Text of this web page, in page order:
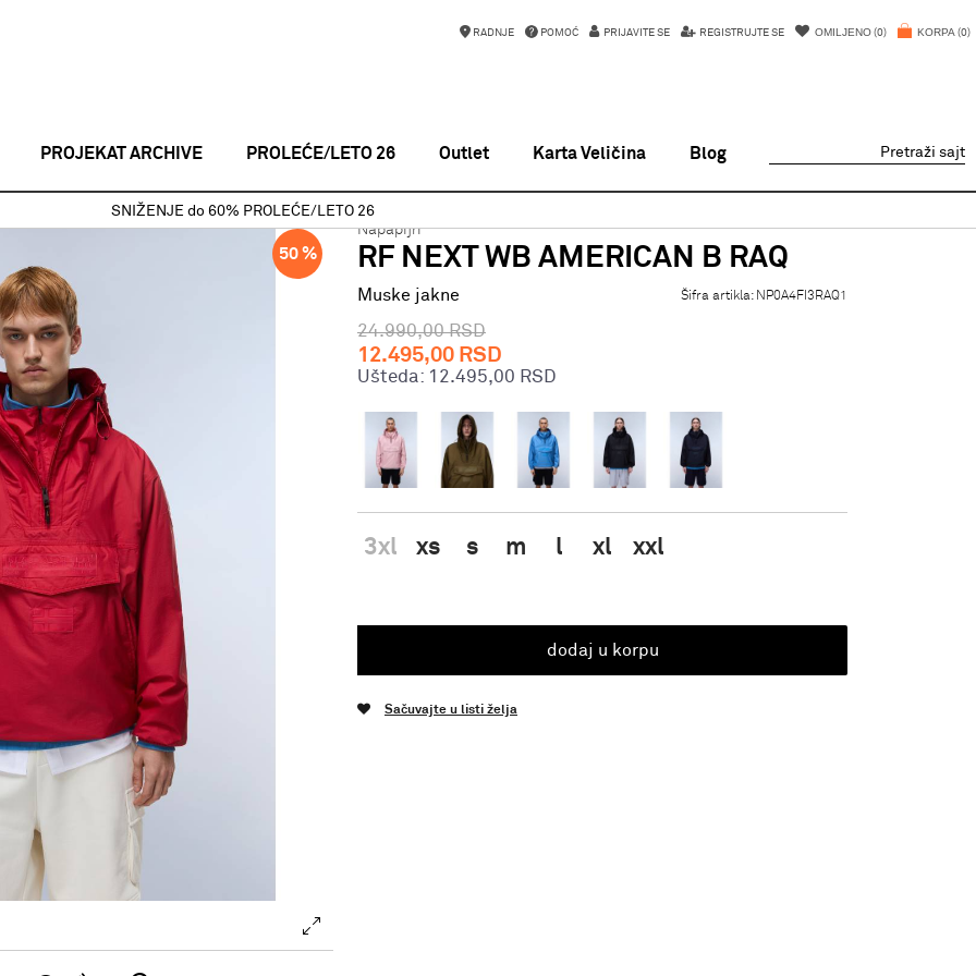
KORPA 0
OMILJENO 0
PRIJAVITE SE REGISTRUJTE SE
RADNJE POMOĆ
PROJEKAT ARCHIVE PROLEĆE/LETO 26 Outlet Karta Veličina Blog Pretraži sajt
SNIŽENJE do 60% PROLEĆE/LETO 26
RF NEXT WB AMERICAN B RAQ
50 %
Napapijri
RF NEXT WB AMERICAN B RAQ
Muske jakne Šifra artikla: NP0A4FI3RAQ1
24.990,00 RSD
12.495,00 RSD
Ušteda: 12.495,00 RSD
3xl xs s m l xl xxl
dodaj u korpu
Sačuvajte u listi želja